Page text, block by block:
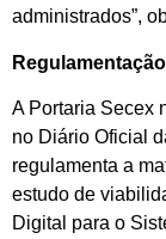
administrados”,
A Portaria Secex
no Diário Oficial
regulamenta a
estudo de
Digital para o